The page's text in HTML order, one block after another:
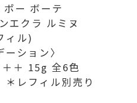
ポー ボーテ
エクラ ルミヌ
ィル)
ーション〉
＋ 15g 全6色
レフィル別売り